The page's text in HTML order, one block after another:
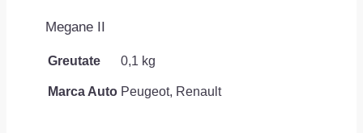
Megane II
Greutate 0,1 kg
Marca Auto Peugeot, Renault